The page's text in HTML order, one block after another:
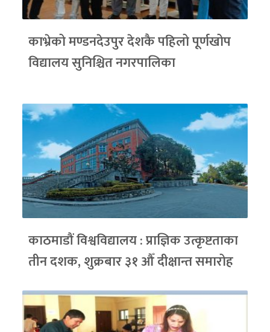
काभ्रेको मण्डनदेउपुर देशकै पहिलो पूर्णखोप
विद्यालय सुनिश्चित नगरपालिका
काठमाडौं विश्वविद्यालय : प्राज्ञिक उत्कृष्टताका
तीन दशक, शुक्रबार ३१ औँ दीक्षान्त समारोह